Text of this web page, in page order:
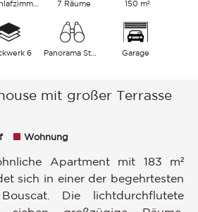
3 Schlafzimmer 7 Räume 150 m²
6 Garage
mit großer Terrasse
Wohnung
Apartment mit 183 m²
sich in einer der begehrtesten
Die lichtdurchflutete